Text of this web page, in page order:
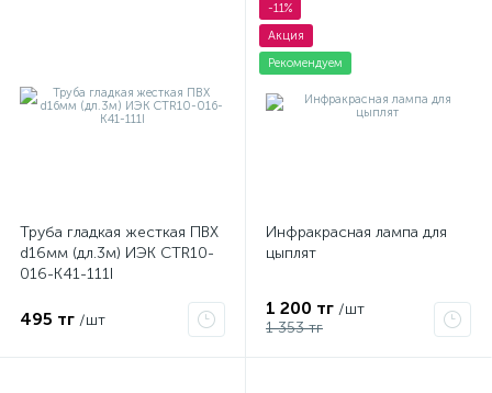
Труба гладкая жесткая ПВХ
d16мм (дл.3м) ИЭК CTR10-
016-K41-111I
495 тг /шт
-11%
Акция
Рекомендуем
Инфракрасная лампа для
цыплят
1 200 тг /шт
1 353 тг